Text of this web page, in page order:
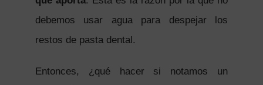
debemos usar agua para despejar los
restos de pasta dental.
Entonces, ¿qué hacer si notamos un